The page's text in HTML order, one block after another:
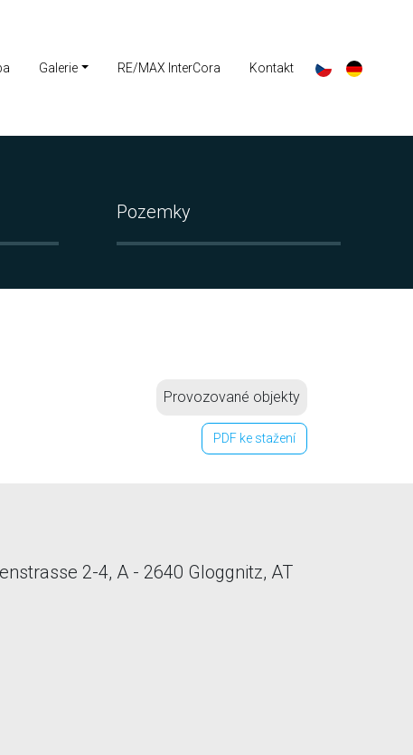
Galerie RE/MAX InterCora Kontakt
Pozemky
Provozované objekty
PDF ke stažení
2-4, A - 2640 Gloggnitz, AT